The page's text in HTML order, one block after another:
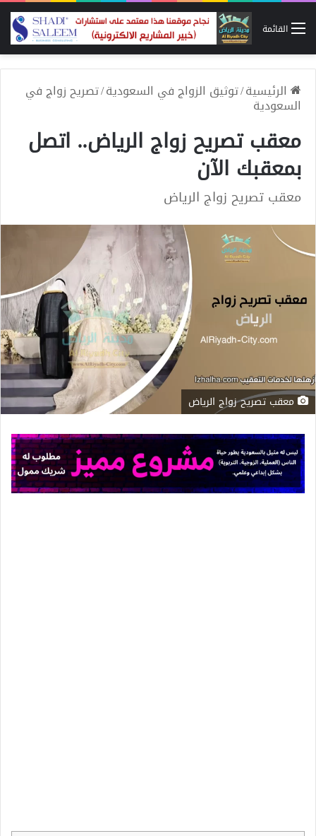
القائمة
الرئيسية/توثيق الزواج في السعودية/تصريح زواج في
السعودية
معقب تصريح زواج الرياض.. اتصل
بمعقبك الآن
معقب تصريح زواج الرياض
معقب تصريح زواج الرياض